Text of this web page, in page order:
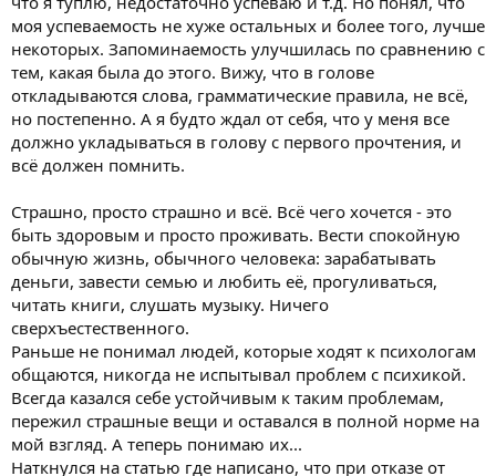
моя успеваемость не хуже остальных и более того, лучше
некоторых. Запоминаемость улучшилась по сравнению с
тем, какая была до этого. Вижу, что в голове
откладываются слова, грамматические правила, не всё,
но постепенно. А я будто ждал от себя, что у меня все
должно укладываться в голову с первого прочтения, и
всё должен помнить.
Страшно, просто страшно и всё. Всё чего хочется - это
быть здоровым и просто проживать. Вести спокойную
обычную жизнь, обычного человека: зарабатывать
деньги, завести семью и любить её, прогуливаться,
читать книги, слушать музыку. Ничего
сверхъестественного.
Раньше не понимал людей, которые ходят к психологам
общаются, никогда не испытывал проблем с психикой.
Всегда казался себе устойчивым к таким проблемам,
пережил страшные вещи и оставался в полной норме на
мой взгляд. А теперь понимаю их...
Наткнулся на статью где написано, что при отказе от